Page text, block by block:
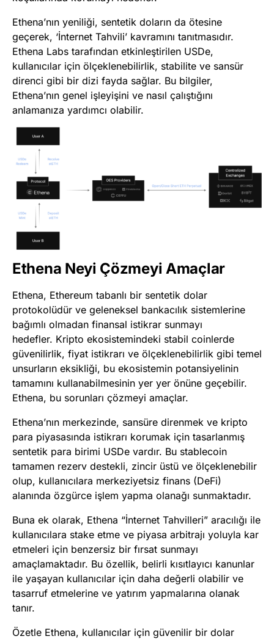
Ethena’nın yeniliği, sentetik doların da ötesine
geçerek, ‘İnternet Tahvili’ kavramını tanıtmasıdır.
Ethena Labs tarafından etkinleştirilen USDe,
kullanıcılar için ölçeklenebilirlik, stabilite ve sansür
direnci gibi bir dizi fayda sağlar. Bu bilgiler,
Ethena’nın genel işleyişini ve nasıl çalıştığını
anlamanıza yardımcı olabilir.
Ethena Neyi Çözmeyi Amaçlar
Ethena, Ethereum tabanlı bir sentetik dolar
protokolüdür ve geleneksel bankacılık sistemlerine
bağımlı olmadan finansal istikrar sunmayı
hedefler. Kripto ekosistemindeki stabil coinlerde
güvenilirlik, fiyat istikrarı ve ölçeklenebilirlik gibi temel
unsurların eksikliği, bu ekosistemin potansiyelinin
tamamını kullanabilmesinin yer yer önüne geçebilir.
Ethena, bu sorunları çözmeyi amaçlar.
Ethena’nın merkezinde, sansüre direnmek ve kripto
para piyasasında istikrarı korumak için tasarlanmış
sentetik para birimi USDe vardır. Bu stablecoin
tamamen rezerv destekli, zincir üstü ve ölçeklenebilir
olup, kullanıcılara merkeziyetsiz finans (DeFi)
alanında özgürce işlem yapma olanağı sunmaktadır.
Buna ek olarak, Ethena “İnternet Tahvilleri” aracılığı ile
kullanıcılara stake etme ve piyasa arbitrajı yoluyla kar
etmeleri için benzersiz bir fırsat sunmayı
amaçlamaktadır. Bu özellik, belirli kısıtlayıcı kanunlar
ile yaşayan kullanıcılar için daha değerli olabilir ve
tasarruf etmelerine ve yatırım yapmalarına olanak
tanır.
Özetle Ethena, kullanıcılar için güvenilir bir dolar